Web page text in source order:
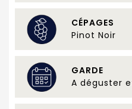
CÉPAGES
Pinot Noir
GARDE
A déguster